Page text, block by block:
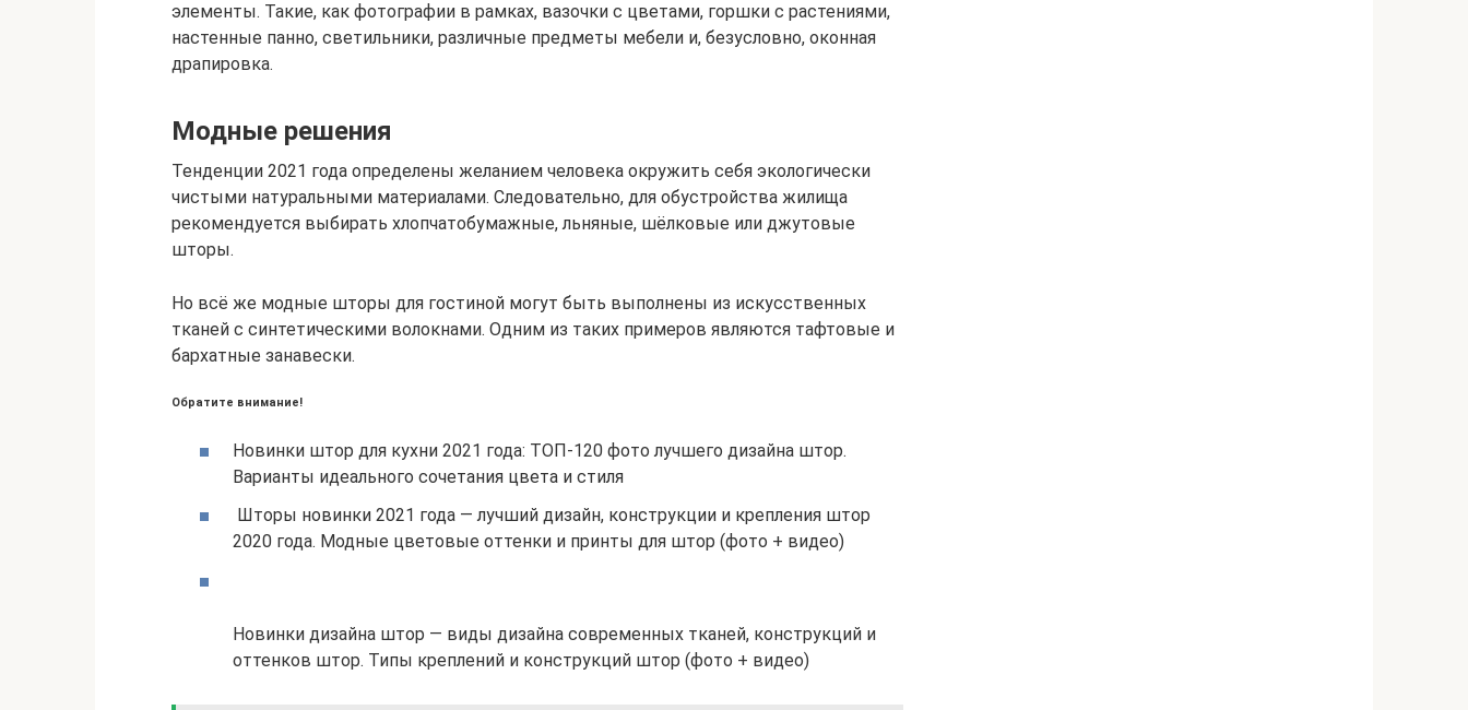
элементы. Такие, как фотографии в рамках, вазочки с цветами, горшки с растениями,
настенные панно, светильники, различные предметы мебели и, безусловно, оконная
драпировка.
Модные решения
Тенденции 2021 года определены желанием человека окружить себя экологически
чистыми натуральными материалами. Следовательно, для обустройства жилища
рекомендуется выбирать хлопчатобумажные, льняные, шёлковые или джутовые
шторы.
Но всё же модные шторы для гостиной могут быть выполнены из искусственных
тканей с синтетическими волокнами. Одним из таких примеров являются тафтовые и
бархатные занавески.
Обратите внимание!
Новинки штор для кухни 2021 года: ТОП-120 фото лучшего дизайна штор.
Варианты идеального сочетания цвета и стиля
Шторы новинки 2021 года — лучший дизайн, конструкции и крепления штор
2020 года. Модные цветовые оттенки и принты для штор (фото + видео)
Новинки дизайна штор — виды дизайна современных тканей, конструкций и
оттенков штор. Типы креплений и конструкций штор (фото + видео)